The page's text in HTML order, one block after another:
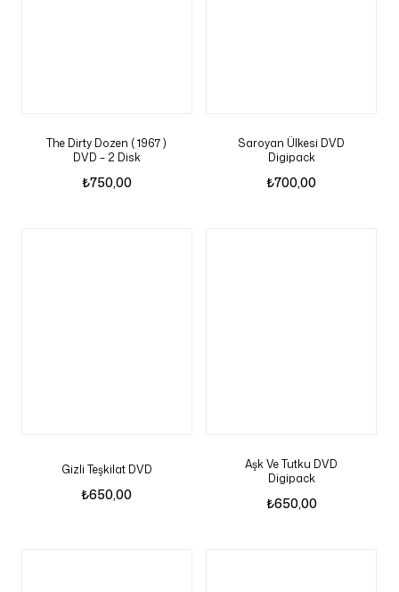
The Dirty Dozen ( 1967 )
DVD – 2 Disk
₺750,00
Saroyan Ülkesi DVD
Digipack
₺700,00
Gizli Teşkilat DVD
₺650,00
Aşk Ve Tutku DVD
Digipack
₺650,00